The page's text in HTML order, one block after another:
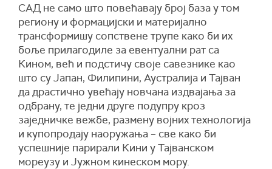
САД не само што повећавају број база у том
региону и формацијски и материјално
трансформишу сопствене трупе како би их
боље прилагодиле за евентуални рат са
Кином, већ и подстичу своје савезнике као
што су Јапан, Филипини, Аустралија и Тајван
да драстично увећају новчана издвајања за
одбрану, те једни друге подупру кроз
заједничке вежбе, размену војних технологија
и купопродају наоружања – све како би
успешније парирали Кини у Тајванском
мореузу и Јужном кинеском мору.